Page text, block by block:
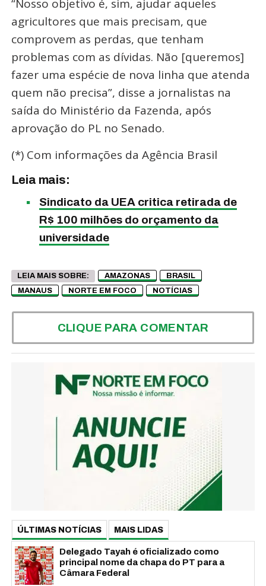
“Nosso objetivo é, sim, ajudar aqueles
agricultores que mais precisam, que
comprovem as perdas, que tenham
problemas com as dívidas. Não [queremos]
fazer uma espécie de nova linha que atenda
quem não precisa”, disse a jornalistas na
saída do Ministério da Fazenda, após
aprovação do PL no Senado.
(*) Com informações da Agência Brasil
Leia mais:
Sindicato da UEA critica retirada de
R$ 100 milhões do orçamento da
universidade
LEIA MAIS SOBRE: AMAZONAS
BRASIL
MANAUS
NORTE EM FOCO NOTÍCIAS
CLIQUE PARA COMENTAR
ÚLTIMAS NOTÍCIAS MAIS LIDAS
Delegado Tayah é oficializado como
principal nome da chapa do PT para a
Câmara Federal